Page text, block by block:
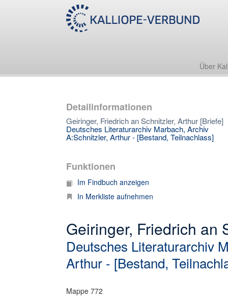
Über
Detailinformationen
Geiringer, Friedrich an Schnitzler, Arthur [Briefe]
Deutsches Literaturarchiv Marbach, Archiv
A:Schnitzler, Arthur - [Bestand, Teilnachlass]
Funktionen
Im Findbuch anzeigen
In Merkliste aufnehmen
Geiringer, Friedrich an
Deutsches Literaturarchiv
Arthur - [Bestand,
Mappe 772